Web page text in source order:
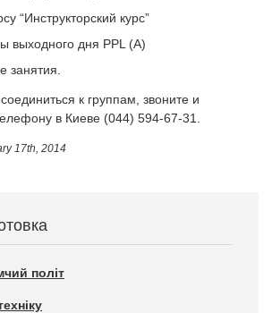
“Инструкторский курс”
выходного дня PPL (A)
занятия.
к группам, звоните и
в Киеве (044) 594-67-31.
17th, 2014
політ